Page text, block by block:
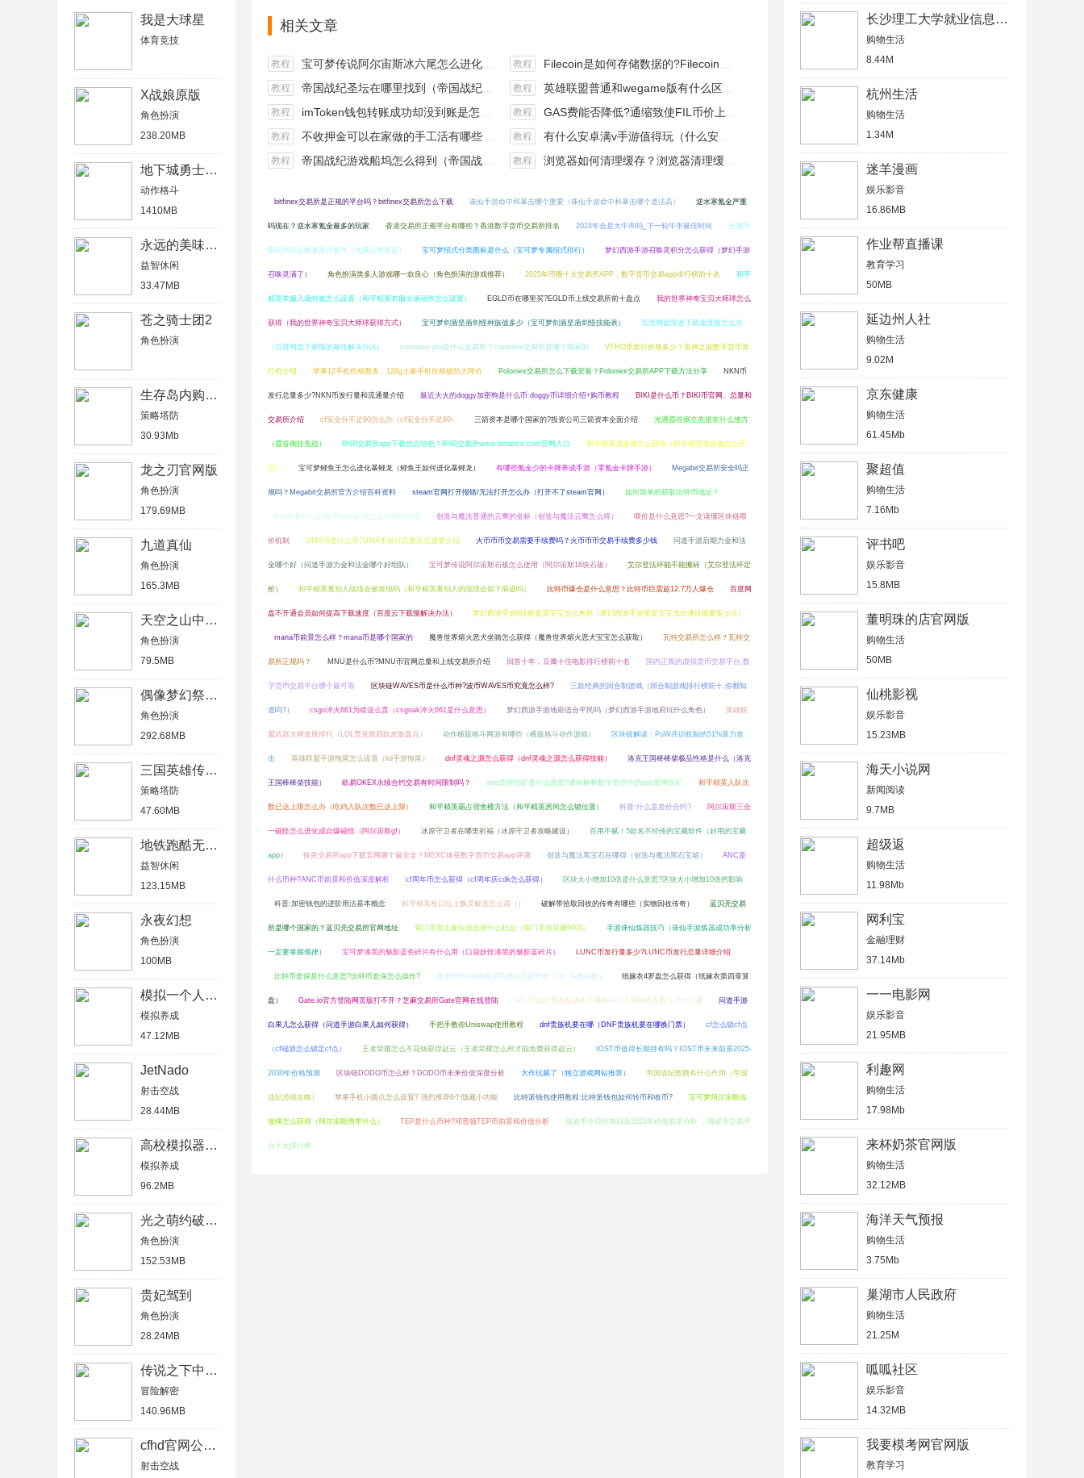
我是大球星
体育竞技
X战娘原版
角色扮演
238.20MB
地下城勇士官网版
动作格斗
1410MB
永远的美味星球4破解版
益智休闲
33.47MB
苍之骑士团2
角色扮演
生存岛内购破解版
策略塔防
30.93Mb
龙之刃官网版
角色扮演
179.69MB
九道真仙
角色扮演
165.3MB
天空之山中文破解版
角色扮演
79.5MB
偶像梦幻祭2官方版
角色扮演
292.68MB
三国英雄传单机版
策略塔防
47.60MB
地铁跑酷无限金币版
益智休闲
123.15MB
永夜幻想
角色扮演
100MB
模拟一个人一生
模拟养成
47.12MB
JetNado
射击空战
28.44MB
高校模拟器中文版
模拟养成
96.2MB
光之萌约破解版
角色扮演
152.53MB
贵妃驾到
角色扮演
28.24MB
传说之下中文汉化版
冒险解密
140.96MB
cfhd官网公测版
射击空战
相关文章
教程 宝可梦传说阿尔宙斯冰六尾怎么进化（宝可梦冰六尾怎么得） 教程 Filecoin是如何存储数据的?Filecoin的价值体现和未来前景分析
教程 帝国战纪圣坛在哪里找到（帝国战纪游戏攻略） 教程 英雄联盟普通和wegame版有什么区别（英雄联盟wegame版和英雄联盟）
教程 imToken钱包转账成功却没到账是怎么回事? 教程 GAS费能否降低?通缩致使FIL币价上涨,近看1000U
教程 不收押金可以在家做的手工活有哪些？四个可以操作的小项目真是可靠 教程 有什么安卓满v手游值得玩（什么安卓手游好玩）
教程 帝国战纪游戏船坞怎么得到（帝国战纪战役攻略） 教程 浏览器如何清理缓存？浏览器清理缓存快捷键
bitfinex交易所是正规的平台吗？bitfinex交易所怎么下载 诛仙手游命中和暴击哪个重要（诛仙手游命中和暴击哪个道法高） 逆水寒氪金严重
吗现在？逆水寒氪金最多的玩家 香港交易所正规平台有哪些？香港数字货币交易所排名 2024年会是大牛市吗_下一轮牛市最佳时间 光遇呼
吸药剂可以恢复多少氧气（光遇心肺复苏） 宝可梦招式分类图标是什么（宝可梦专属招式排行） 梦幻西游手游召唤灵积分怎么获得（梦幻手游
召唤灵满了） 角色扮演类多人游戏哪一款良心（角色扮演的游戏推荐） 2025年币圈十大交易所APP，数字货币交易app排行榜前十名 和平
精英衣服入场特效怎么设置（和平精英衣服出场动作怎么设置） EGLD币在哪里买?EGLD币上线交易所前十盘点 我的世界神奇宝贝大师球怎么
获得（我的世界神奇宝贝大师球获得方式） 宝可梦剑盾坚盾剑怪种族值多少（宝可梦剑盾坚盾剑怪技能表） 百度网盘限速下载速度慢怎么办
（百度网盘下载慢的最佳解决办法） coinbase pro是什么交易所？coinbase交易所是哪个国家的 VTHO币发行价格多少？雷神之能数字货币发
行价介绍 苹果12手机价格图表，128g土豪手机价格破防大降价 Poloniex交易所怎么下载安装？Poloniex交易所APP下载方法分享 NKN币
发行总量多少?NKN币发行量和流通量介绍 最近大火的doggy加密狗是什么币 doggy币详细介绍+购币教程 BIKI是什么币？BIKI币官网、总量和
交易所介绍 cf安全分不足90怎么办（cf安全分不足80） 三箭资本是哪个国家的?投资公司三箭资本全面介绍 光遇霞谷倒立先祖在什么地方
（霞谷倒挂先祖） BNB交易所app下载优点特色？BNB交易所www.binance.com官网入口 和平精英龙息弹怎么获得（和平精英龙息炮怎么开
启） 宝可梦鲤鱼王怎么进化暴鲤龙（鲤鱼王如何进化暴鲤龙） 有哪些氪金少的卡牌养成手游（零氪金卡牌手游） Megabit交易所安全吗正
规吗？Megabit交易所官方介绍百科资料 steam官网打开报错/无法打开怎么办（打开不了steam官网） 如何简单的获取比特币地址？
Poolin是什么矿池?Poolin矿池怎么样详细介绍 创造与魔法普通的云鹰的坐标（创造与魔法云鹰怎么得） 喂价是什么意思?一文读懂区块链喂
价机制 UMA币是什么币?UMA币发行总量及流通量介绍 火币币币交易需要手续费吗？火币币币交易手续费多少钱 问道手游后期力金和法
金哪个好（问道手游力金和法金哪个好组队） 宝可梦传说阿尔宙斯石板怎么使用（阿尔宙斯16块石板） 艾尔登法环能不能搬砖（艾尔登法环定
价） 和平精英看别人战绩会被发现吗（和平精英看别人的战绩会留下痕迹吗） 比特币爆仓是什么意思？比特币巨震超12.7万人爆仓 百度网
盘不开通会员如何提高下载速度（百度云下载慢解决办法） 梦幻西游手游6技能变异宝宝怎么来的（梦幻西游手游变异宝宝洗出满技能要多少次）
mana币前景怎么样？mana币是哪个国家的 魔兽世界熔火恶犬坐骑怎么获得（魔兽世界熔火恶犬宝宝怎么获取） 瓦特交易所怎么样？瓦特交
易所正规吗？ MNU是什么币?MNU币官网总量和上线交易所介绍 回首十年，豆瓣十佳电影排行榜前十名 国内正规的虚拟货币交易平台,数
字货币交易平台哪个最可靠 区块链WAVES币是什么币种?波币WAVES币究竟怎么样? 三款经典的回合制游戏（回合制游戏排行榜前十,你都知
道吗?） csgo淬火661为啥这么贵（csgoak淬火661是什么意思） 梦幻西游手游地府适合平民吗（梦幻西游手游地府玩什么角色） 英雄联
盟武器大师皮肤排行（LOL贾克斯四款皮肤盘点） 动作横版格斗网游有哪些（横版格斗动作游戏） 区块链解读：PoW共识机制的51%算力攻
击 英雄联盟手游拖尾怎么设置（lol手游拖尾） dnf灵魂之源怎么获得（dnf灵魂之源怎么获得技能） 洛克王国棒棒柴极品性格是什么（洛克
王国棒棒柴技能） 欧易OKEX永续合约交易有时间限制吗？ pos质押挖矿是什么意思?通俗解释数字货币中的pos质押挖矿 和平精英入队次
数已达上限怎么办（吃鸡入队次数已达上限） 和平精英霸占宿舍楼方法（和平精英房间怎么锁位置） 科普:什么是差价合约? 阿尔宙斯三合
一磁怪怎么进化成自爆磁怪（阿尔宙斯gf） 冰原守卫者在哪里祈福（冰原守卫者攻略建设） 百用不腻！5款名不经传的宝藏软件（好用的宝藏
app） 抹茶交易所app下载官网哪个最安全？MEXC抹茶数字货币交易app评测 创造与魔法黑宝石在哪得（创造与魔法黑石宝箱） ANC是
什么币种?ANC币前景和价值深度解析 cf周年币怎么获得（cf周年庆cdk怎么获得） 区块大小增加10倍是什么意思?区块大小增加10倍的影响
科普:加密钱包的进阶用法基本概念 和平精英枪口往上飘灵敏度怎么调（） 破解带拾取回收的传奇有哪些（实物回收传奇） 蓝贝壳交易
所是哪个国家的？蓝贝壳交易所官网地址 蜀门手游土豪应该选择什么职业（蜀门手游月赚6000） 手游诛仙炼器技巧（诛仙手游炼器成功率分析
一定要掌握规律） 宝可梦漆黑的魅影蓝色碎片有什么用（口袋妖怪漆黑的魅影蓝碎片） LUNC币发行量多少?LUNC币发行总量详细介绍
比特币套保是什么意思?比特币套保怎么操作? 魔兽世界wlk练级是鸟德好还是野德（tbc 鸟德练级） 纸嫁衣4罗盘怎么获得（纸嫁衣第四章算
盘） Gate.io官方登陆网页版打不开？芝麻交易所Gate官网在线登陆 Win10如何查看电脑的子网掩码？子网掩码查看方式与步骤 问道手游
白果儿怎么获得（问道手游白果儿如何获得） 手把手教你Uniswap使用教程 dnf贵族机要在哪（DNF贵族机要在哪换门票） cf怎么锁cf点
（cf端游怎么锁定cf点） 王者荣耀怎么不花钱获得赵云（王者荣耀怎么样才能免费获得赵云） IOST币值得长期持有吗？IOST币未来前景2025-
2030年价格预测 区块链DODO币怎么样？DODO币未来价值深度分析 大作玩腻了（独立游戏网站推荐） 帝国战纪图腾有什么作用（帝国
战纪游戏攻略） 苹果手机小圆点怎么设置? 强烈推荐6个隐藏小功能 比特派钱包使用教程:比特派钱包如何转币和收币? 宝可梦阿尔宙斯连
接绳怎么获得（阿尔宙斯携带什么） TEP是什么币种?邓普顿TEP币前景和价值分析 瑞波币今日价格以及2025年价值前景分析 ，瑞波币交易平
台十大排行榜
长沙理工大学就业信息网学生信息管理平台
购物生活
8.44M
杭州生活
购物生活
1.34M
迷羊漫画
娱乐影音
16.86MB
作业帮直播课
教育学习
50MB
延边州人社
购物生活
9.02M
京东健康
购物生活
61.45Mb
聚超值
购物生活
7.16Mb
评书吧
娱乐影音
15.8MB
董明珠的店官网版
购物生活
50MB
仙桃影视
娱乐影音
15.23MB
海天小说网
新闻阅读
9.7MB
超级返
购物生活
11.98Mb
网利宝
金融理财
37.14Mb
一一电影网
娱乐影音
21.95MB
利趣网
购物生活
17.98Mb
来杯奶茶官网版
购物生活
32.12MB
海洋天气预报
购物生活
3.75Mb
巢湖市人民政府
购物生活
21.25M
呱呱社区
娱乐影音
14.32MB
我要模考网官网版
教育学习